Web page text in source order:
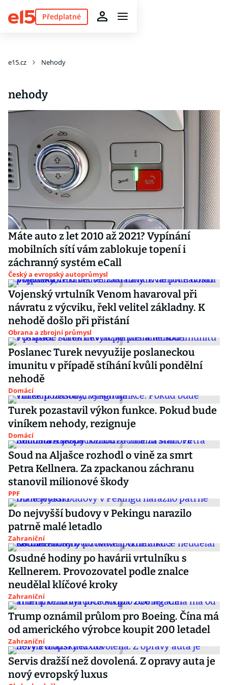
Předplatné
e15.cz Nehody
nehody
Máte auto z let 2010 až 2021? Vypínání
mobilních sítí vám zablokuje topení i
záchranný systém eCall
Český a evropský autoprůmysl
Vojenský vrtulník Venom havaroval při
návratu z výcviku, řekl velitel základny. K
nehodě došlo při přistání
Obrana a zbrojní průmysl
Poslanec Turek nevyužije poslaneckou
imunitu v případě stíhání kvůli pondělní
nehodě
Domácí
Turek pozastavil výkon funkce. Pokud bude
viníkem nehody, rezignuje
Domácí
Soud na Aljašce rozhodl o vině za smrt
Petra Kellnera. Za zpackanou záchranu
stanovil milionové škody
PPF
Do nejvyšší budovy v Pekingu narazilo
patrně malé letadlo
Zahraniční
Osudné hodiny po havárii vrtulníku s
Kellnerem. Provozovatel podle znalce
neudělal klíčové kroky
Zahraniční
Trump oznámil průlom pro Boeing. Čína má
od amerického výrobce koupit 200 letadel
Zahraniční
Servis dražší než dovolená. Z opravy auta je
nový evropský luxus